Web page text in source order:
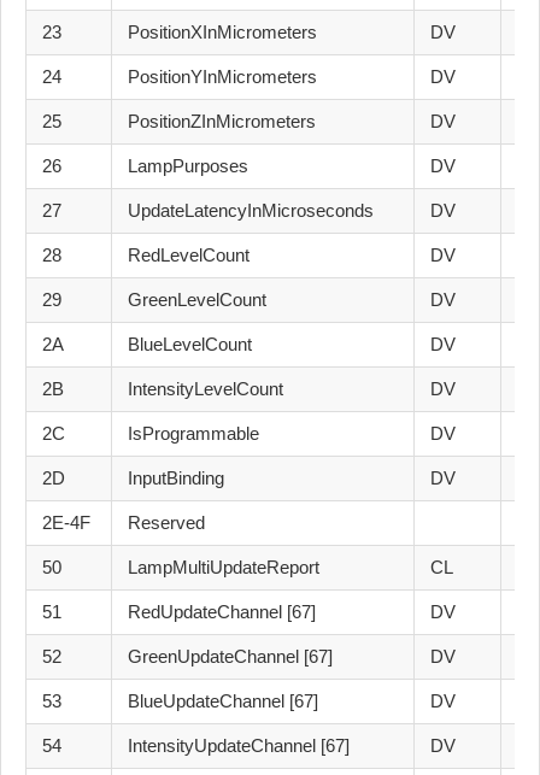
23 PositionXInMicrometers DV
24 PositionYInMicrometers DV
25 PositionZInMicrometers DV
26 LampPurposes DV
27 UpdateLatencyInMicroseconds DV
28 RedLevelCount DV
29 GreenLevelCount DV
2A BlueLevelCount DV
2B IntensityLevelCount DV
2C IsProgrammable DV
2D InputBinding DV
2E-4F Reserved
50 LampMultiUpdateReport CL
51 RedUpdateChannel [67] DV
52 GreenUpdateChannel [67] DV
53 BlueUpdateChannel [67] DV
54 IntensityUpdateChannel [67] DV